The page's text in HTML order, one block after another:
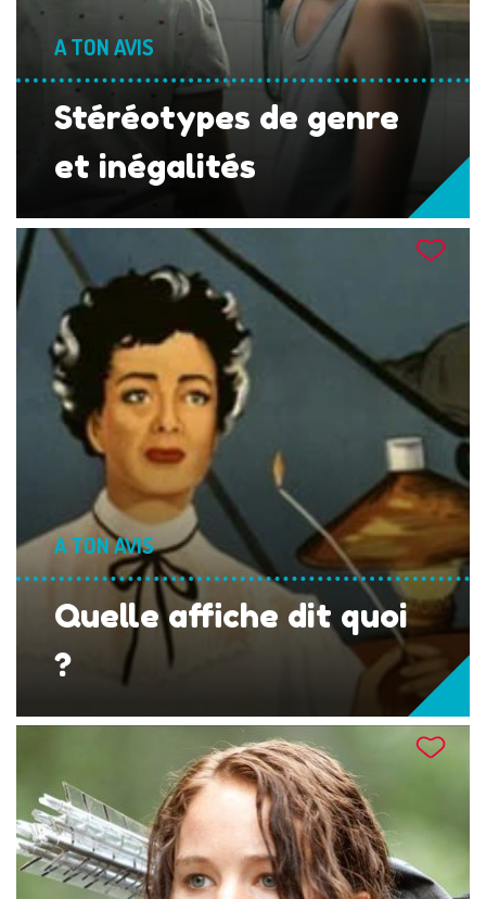
A TON AVIS
Stéréotypes de genre
et inégalités
A TON AVIS
Quelle affiche dit quoi
?